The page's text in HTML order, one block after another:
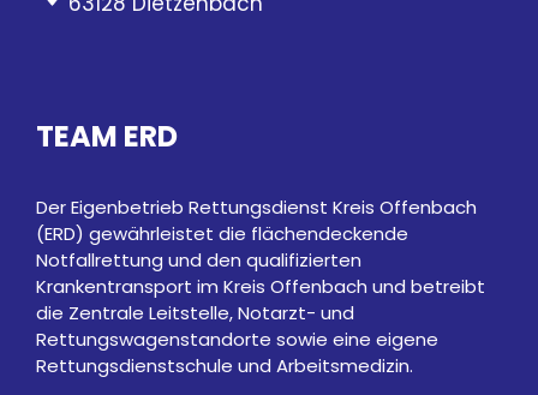
TEAM ERD
Der Eigenbetrieb Rettungsdienst Kreis Offenbach
(ERD) gewährleistet die flächendeckende
Notfallrettung und den qualifizierten
Krankentransport im Kreis Offenbach und betreibt
die Zentrale Leitstelle, Notarzt- und
Rettungswagenstandorte sowie eine eigene
Rettungsdienstschule und Arbeitsmedizin.